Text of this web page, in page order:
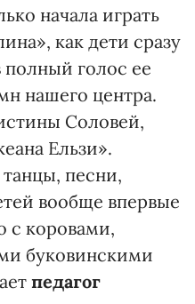
начала играть
как дети сразу
голос ее
нашего центра.
Соловей,
Ельзи».
песни,
вообще впервые
с коровами,
буковинскими
педагог